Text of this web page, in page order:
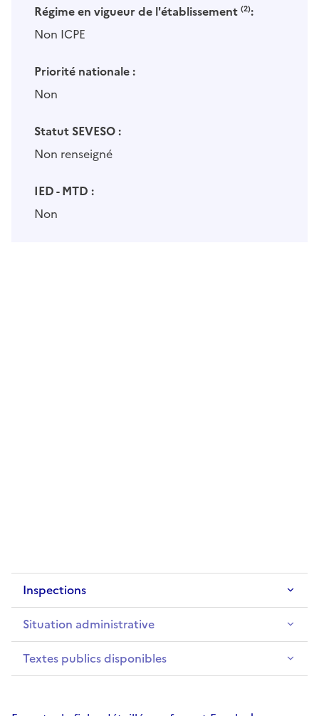
Régime en vigueur de l'établissement (2):
Non ICPE
Priorité nationale :
Non
Statut SEVESO :
Non renseigné
IED - MTD :
Non
Inspections
Situation administrative
Textes publics disponibles